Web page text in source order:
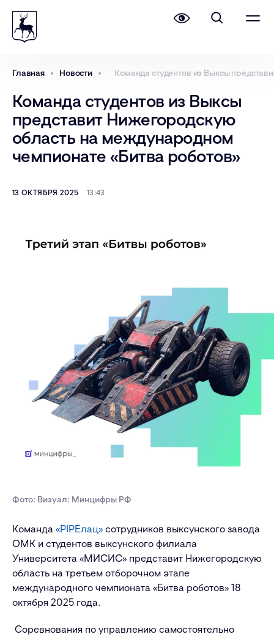
Главная Новости Команда студентов из Выксы
Команда студентов из Выксы
представит Нижегородскую
область на международном
чемпионате «Битва роботов»
13 ОКТЯБРЯ 2025 13:43
Фото: Визуал: Минцифры РФ
Команда «PIPEлац» сотрудников выксунского завода
ОМК и студентов выксунского филиала
Университета «МИСИС» представит Нижегородскую
область на третьем отборочном этапе
международного чемпионата «Битва роботов» 18
октября 2025 года.
Соревнования по управлению самостоятельно